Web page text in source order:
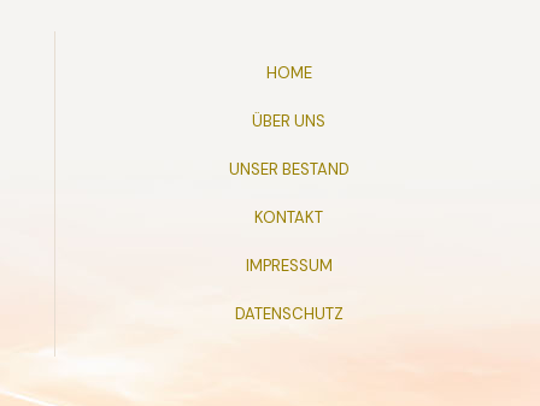
HOME
ÜBER UNS
UNSER BESTAND
KONTAKT
IMPRESSUM
DATENSCHUTZ